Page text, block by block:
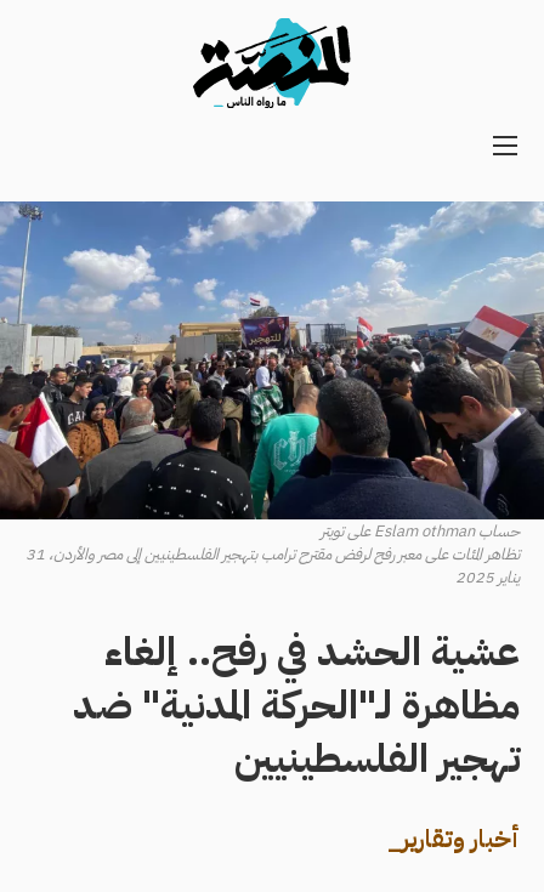
Main
Secondary
Navigation
حساب Eslam othman على تويتر
تظاهر المئات على معبر رفح لرفض مقترح ترامب بتهجير الفلسطينيين إلى مصر والأردن، 31
يناير 2025
عشية الحشد في رفح.. إلغاء
مظاهرة لـ"الحركة المدنية" ضد
تهجير الفلسطينيين
أخبار وتقارير_